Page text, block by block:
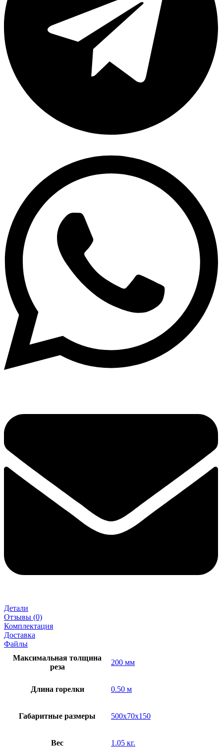
Детали
Отзывы (0)
Комплектация
Доставка
Файлы
Максимальная толщина
реза
200 мм
Длина горелки 0.50 м
Габаритные размеры 500х70х150
Вес 1.05 кг.